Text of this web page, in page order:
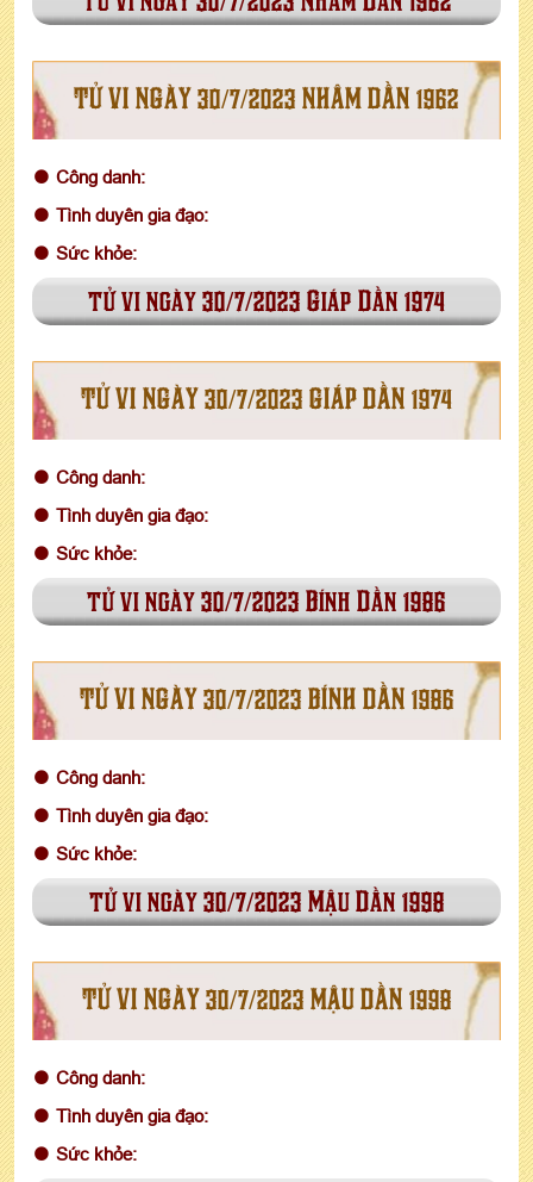
TỬ VI NGÀY 30/7/2023 NHÂM DẦN 1962
Công danh:
Tình duyên gia đạo:
Sức khỏe:
tử vi ngày 30/7/2023 Giáp Dần 1974
TỬ VI NGÀY 30/7/2023 GIÁP DẦN 1974
Công danh:
Tình duyên gia đạo:
Sức khỏe:
tử vi ngày 30/7/2023 Bính Dần 1986
TỬ VI NGÀY 30/7/2023 BÍNH DẦN 1986
Công danh:
Tình duyên gia đạo:
Sức khỏe:
tử vi ngày 30/7/2023 Mậu Dần 1998
TỬ VI NGÀY 30/7/2023 MẬU DẦN 1998
Công danh:
Tình duyên gia đạo:
Sức khỏe: